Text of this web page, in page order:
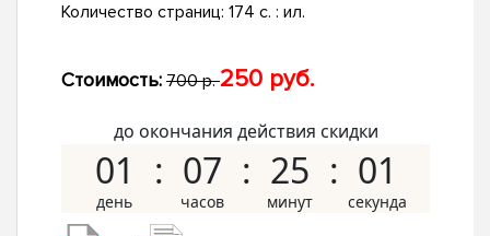
Количество страниц: 174 с. : ил.
Стоимость: 700 р.250 руб.
до окончания действия скидки
01 07 25 00